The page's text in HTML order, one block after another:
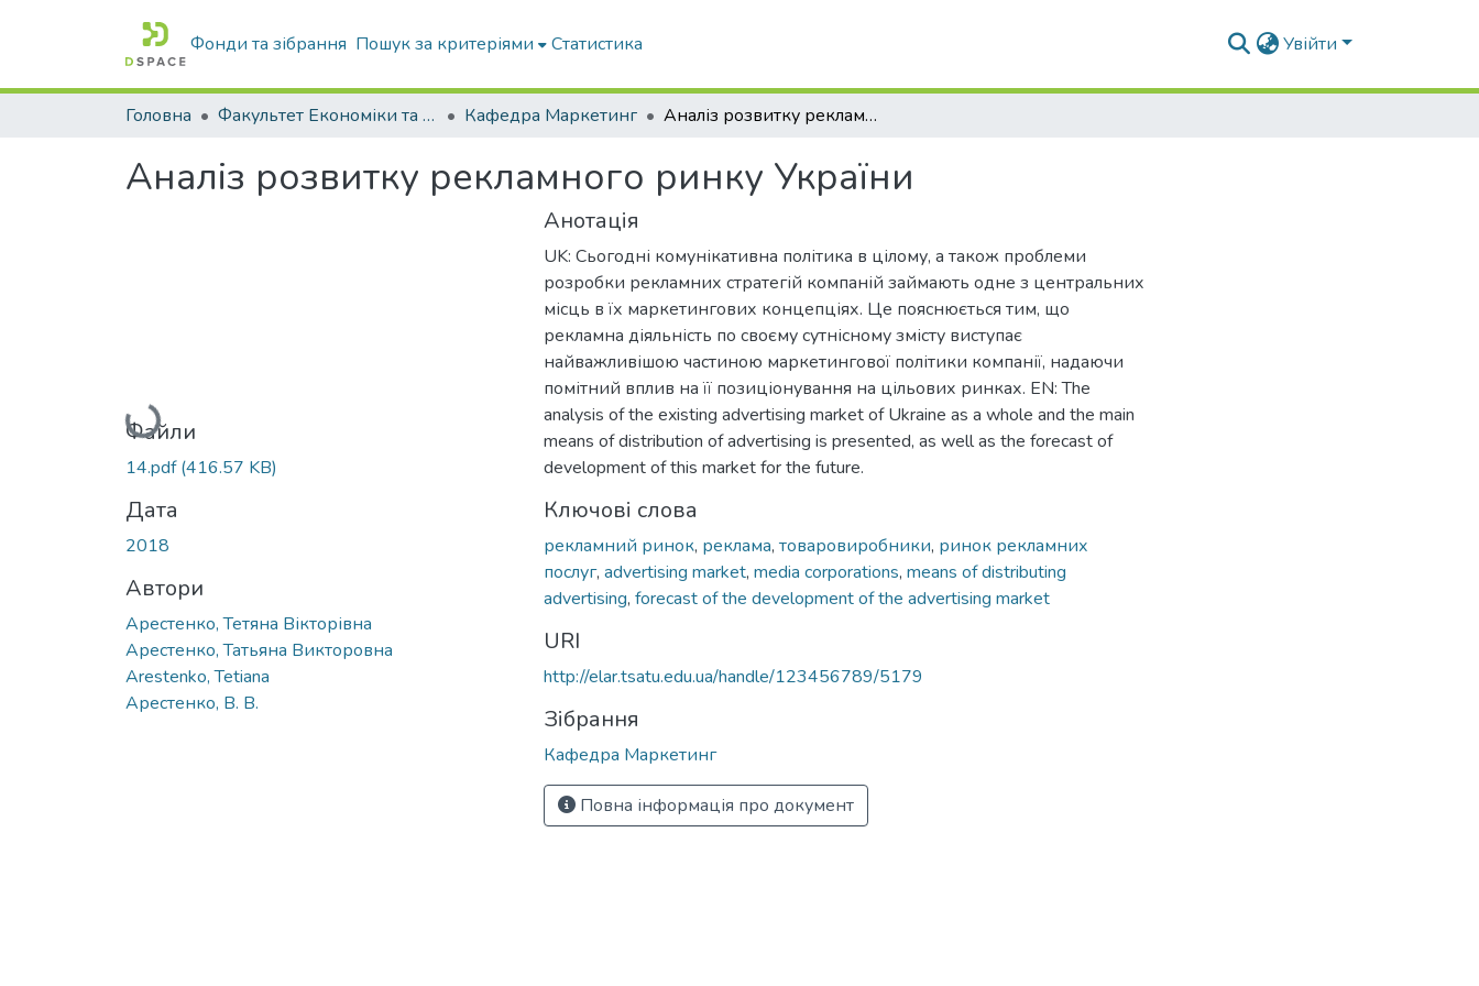
Фонди та зібрання Пошук за критеріями Статистика Увійти
Головна Факультет Економіки та бізнесу Кафедра Маркетинг Аналіз розвитку рекламного ринку України
Аналіз розвитку рекламного ринку України
Вантажиться...
Файли
14.pdf(416.57 KB)
Дата
2018
Автори
Арестенко, Тетяна Вікторівна
Арестенко, Татьяна Викторовна
Arestenko, Tetiana
Арестенко, В. В.
Анотація
UK: Сьогодні комунікативна політика в цілому, а також проблеми
розробки рекламних стратегій компаній займають одне з центральних
місць в їх маркетингових концепціях. Це пояснюється тим, що
рекламна діяльність по своєму сутнісному змісту виступає
найважливішою частиною маркетингової політики компанії, надаючи
помітний вплив на її позиціонування на цільових ринках. EN: The
analysis of the existing advertising market of Ukraine as a whole and the main
means of distribution of advertising is presented, as well as the forecast of
development of this market for the future.
Ключові слова
рекламний ринок, реклама, товаровиробники, ринок рекламних
послуг, advertising market, media corporations, means of distributing
advertising, forecast of the development of the advertising market
URI
http://elar.tsatu.edu.ua/handle/123456789/5179
Зібрання
Кафедра Маркетинг
Повна інформація про документ